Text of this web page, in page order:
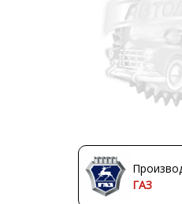
ГАЗ